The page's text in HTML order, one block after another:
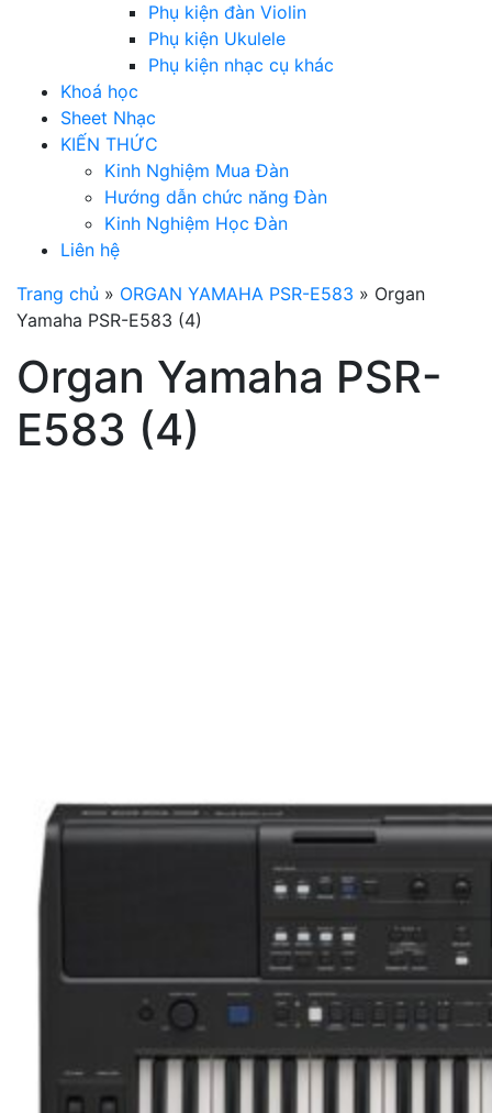
Phụ kiện đàn Violin
Phụ kiện Ukulele
Phụ kiện nhạc cụ khác
Khoá học
Sheet Nhạc
KIẾN THỨC
Kinh Nghiệm Mua Đàn
Hướng dẫn chức năng Đàn
Kinh Nghiệm Học Đàn
Liên hệ
Trang chủ » ORGAN YAMAHA PSR-E583 » Organ
Yamaha PSR-E583 (4)
Organ Yamaha PSR-
E583 (4)